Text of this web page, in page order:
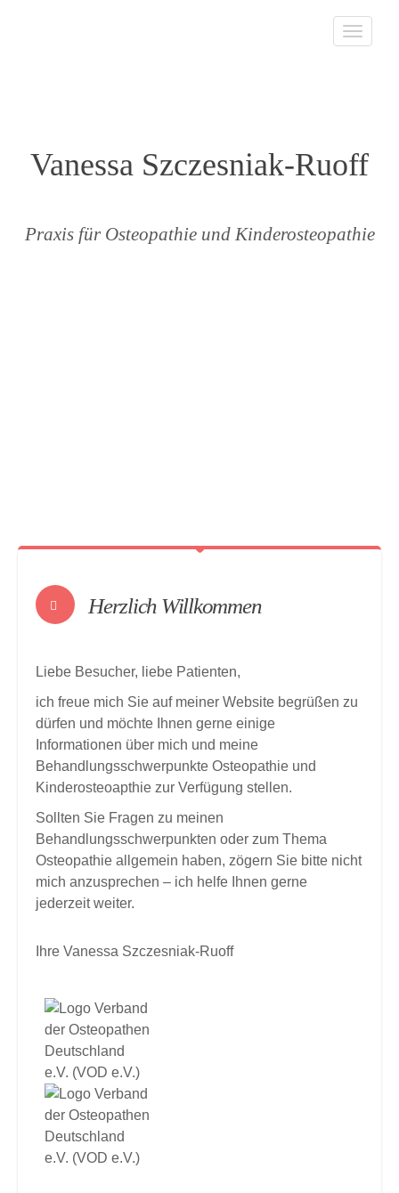
Toggle
Vanessa Szczesniak-Ruoff
Praxis für Osteopathie und Kinderosteopathie
Herzlich Willkommen
Liebe Besucher, liebe Patienten,
ich freue mich Sie auf meiner Website begrüßen zu
dürfen und möchte Ihnen gerne einige
Informationen über mich und meine
Behandlungsschwerpunkte Osteopathie und
Kinderosteoapthie zur Verfügung stellen.
Sollten Sie Fragen zu meinen
Behandlungsschwerpunkten oder zum Thema
Osteopathie allgemein haben, zögern Sie bitte nicht
mich anzusprechen – ich helfe Ihnen gerne
jederzeit weiter.
Ihre Vanessa Szczesniak-Ruoff